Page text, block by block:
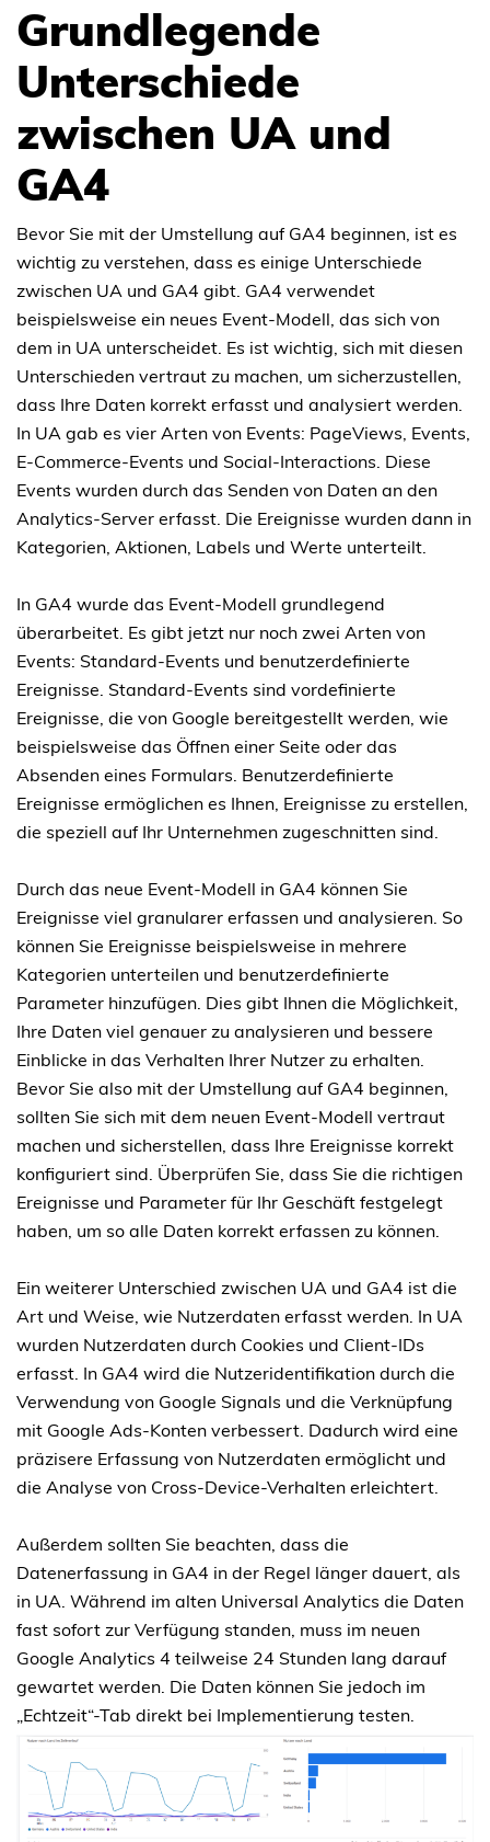
Grundlegende
Unterschiede
zwischen UA und
GA4
Bevor Sie mit der Umstellung auf GA4 beginnen, ist es
wichtig zu verstehen, dass es einige Unterschiede
zwischen UA und GA4 gibt. GA4 verwendet
beispielsweise ein neues Event-Modell, das sich von
dem in UA unterscheidet. Es ist wichtig, sich mit diesen
Unterschieden vertraut zu machen, um sicherzustellen,
dass Ihre Daten korrekt erfasst und analysiert werden.
In UA gab es vier Arten von Events: PageViews, Events,
E-Commerce-Events und Social-Interactions. Diese
Events wurden durch das Senden von Daten an den
Analytics-Server erfasst. Die Ereignisse wurden dann in
Kategorien, Aktionen, Labels und Werte unterteilt.
In GA4 wurde das Event-Modell grundlegend
überarbeitet. Es gibt jetzt nur noch zwei Arten von
Events: Standard-Events und benutzerdefinierte
Ereignisse. Standard-Events sind vordefinierte
Ereignisse, die von Google bereitgestellt werden, wie
beispielsweise das Öffnen einer Seite oder das
Absenden eines Formulars. Benutzerdefinierte
Ereignisse ermöglichen es Ihnen, Ereignisse zu erstellen,
die speziell auf Ihr Unternehmen zugeschnitten sind.
Durch das neue Event-Modell in GA4 können Sie
Ereignisse viel granularer erfassen und analysieren. So
können Sie Ereignisse beispielsweise in mehrere
Kategorien unterteilen und benutzerdefinierte
Parameter hinzufügen. Dies gibt Ihnen die Möglichkeit,
Ihre Daten viel genauer zu analysieren und bessere
Einblicke in das Verhalten Ihrer Nutzer zu erhalten.
Bevor Sie also mit der Umstellung auf GA4 beginnen,
sollten Sie sich mit dem neuen Event-Modell vertraut
machen und sicherstellen, dass Ihre Ereignisse korrekt
konfiguriert sind. Überprüfen Sie, dass Sie die richtigen
Ereignisse und Parameter für Ihr Geschäft festgelegt
haben, um so alle Daten korrekt erfassen zu können.
Ein weiterer Unterschied zwischen UA und GA4 ist die
Art und Weise, wie Nutzerdaten erfasst werden. In UA
wurden Nutzerdaten durch Cookies und Client-IDs
erfasst. In GA4 wird die Nutzeridentifikation durch die
Verwendung von Google Signals und die Verknüpfung
mit Google Ads-Konten verbessert. Dadurch wird eine
präzisere Erfassung von Nutzerdaten ermöglicht und
die Analyse von Cross-Device-Verhalten erleichtert.
Außerdem sollten Sie beachten, dass die
Datenerfassung in GA4 in der Regel länger dauert, als
in UA. Während im alten Universal Analytics die Daten
fast sofort zur Verfügung standen, muss im neuen
Google Analytics 4 teilweise 24 Stunden lang darauf
gewartet werden. Die Daten können Sie jedoch im
„Echtzeit“-Tab direkt bei Implementierung testen.